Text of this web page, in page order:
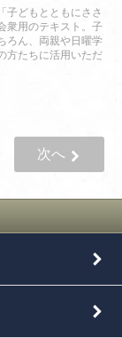
子どもとともにささ
衆用のテキスト。子
ろん、両親や日曜学
方たちに活用いただ
次へ